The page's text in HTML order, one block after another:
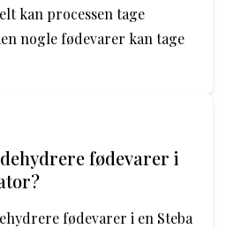
kan processen tage
nogle fødevarer kan tage
fødevarer i
fødevarer i en Steba